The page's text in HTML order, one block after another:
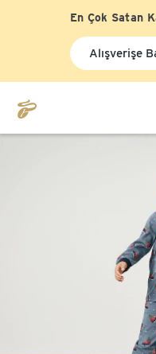
En Çok Satan
Alışverişe